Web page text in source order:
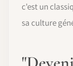
c'est un
sa culture